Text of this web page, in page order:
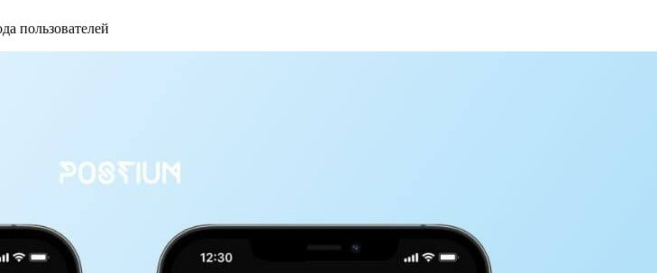
пользователей